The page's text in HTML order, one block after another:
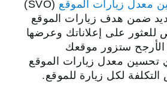
معدل زيارات الموقع
(SVO)
ضمن هدف زيارات الموقع
للعثور على إعلاناتك وعرضها
الأرجح ستزور موقعك
تحسين معدل زيارات الموقع